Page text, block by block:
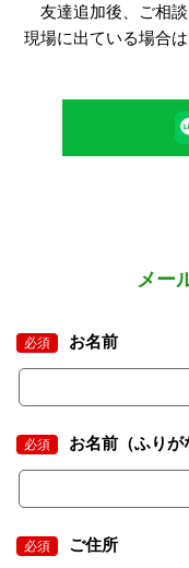
友達追加後、ご相
現場に出ている場合
メー
必須 お名前
必須 お名前（ふりが
必須 ご住所